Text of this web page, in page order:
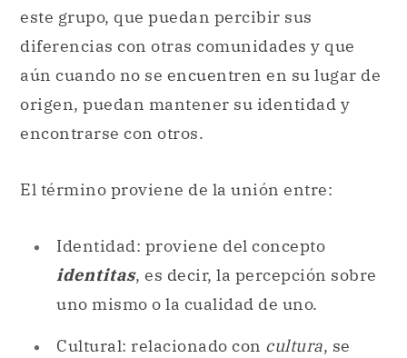
este grupo, que puedan percibir sus
diferencias con otras comunidades y que
aún cuando no se encuentren en su lugar de
origen, puedan mantener su identidad y
encontrarse con otros.
El término proviene de la unión entre:
Identidad: proviene del concepto
identitas, es decir, la percepción sobre
uno mismo o la cualidad de uno.
Cultural: relacionado con cultura, se